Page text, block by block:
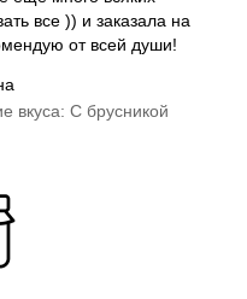
все )) и заказала на
от всей души!
вкуса: С брусникой